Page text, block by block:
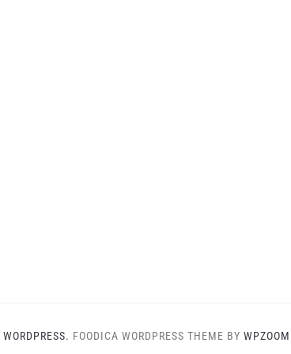
WORDPRESS. FOODICA WORDPRESS THEME BY